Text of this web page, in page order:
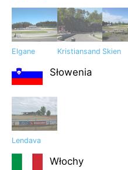
Elgane Kristiansand Skien
Słowenia
Lendava
Włochy